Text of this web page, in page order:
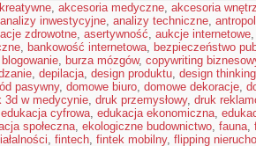
, akcesoria medyczne, akcesoria
analizy inwestycyjne, analizy techniczne,
zdrowotne, asertywność, aukcje internetowe
, bankowość internetowa, bezpieczeństwo
blogowanie, burza mózgów, copywriting
, depilacja, design produktu, design thinking
pasywny, domowe biuro, domowe dekoracje,
3d w medycynie, druk przemysłowy, druk
edukacja cyfrowa, edukacja ekonomiczna,
społeczna, ekologiczne budownictwo, fauna,
, fintech, fintek mobilny, flipping